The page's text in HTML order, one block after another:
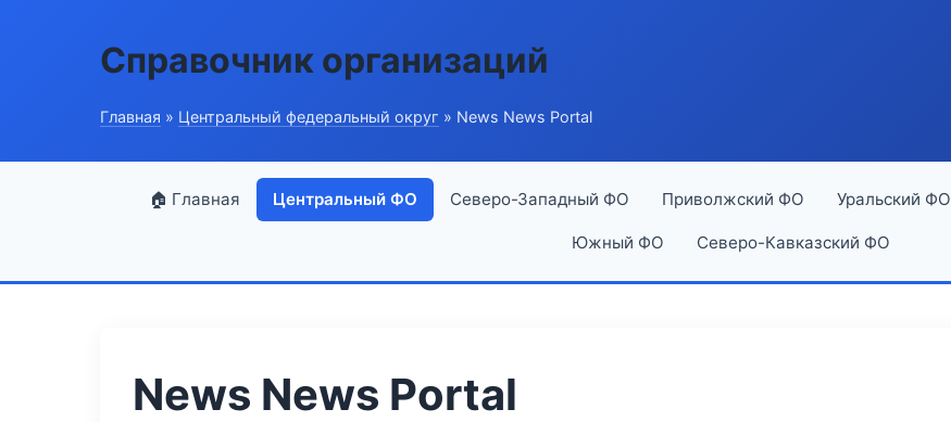
Справочник организаций
Главная » Центральный федеральный округ » News News Portal
🏠 Главная Центральный ФО Северо-Западный ФО Приволжский ФО Уральский ФО
Южный ФО Северо-Кавказский ФО
News News Portal